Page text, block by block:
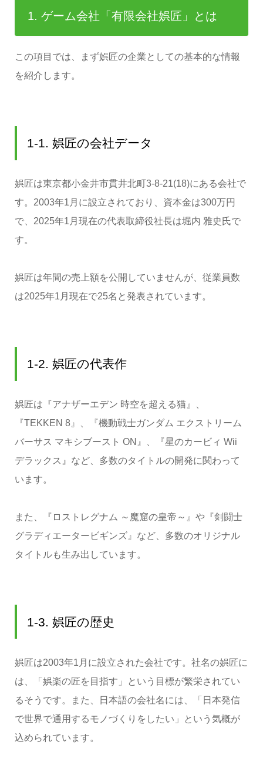
1. ゲーム会社「有限会社娯匠」とは
この項目では、まず娯匠の企業としての基本的な情報
を紹介します。
1-1. 娯匠の会社データ
娯匠は東京都小金井市貫井北町3-8-21(18)にある会社で
す。2003年1月に設立されており、資本金は300万円
で、2025年1月現在の代表取締役社長は堀内 雅史氏で
す。
娯匠は年間の売上額を公開していませんが、従業員数
は2025年1月現在で25名と発表されています。
1-2. 娯匠の代表作
娯匠は『アナザーエデン 時空を超える猫』、
『TEKKEN 8』、『機動戦士ガンダム エクストリーム
バーサス マキシブースト ON』、『星のカービィ Wii
デラックス』など、多数のタイトルの開発に関わって
います。
また、『ロストレグナム ～魔窟の皇帝～』や『剣闘士
グラディエータービギンズ』など、多数のオリジナル
タイトルも生み出しています。
1-3. 娯匠の歴史
娯匠は2003年1月に設立された会社です。社名の娯匠に
は、「娯楽の匠を目指す」という目標が繁栄されてい
るそうです。また、日本語の会社名には、「日本発信
で世界で通用するモノづくりをしたい」という気概が
込められています。